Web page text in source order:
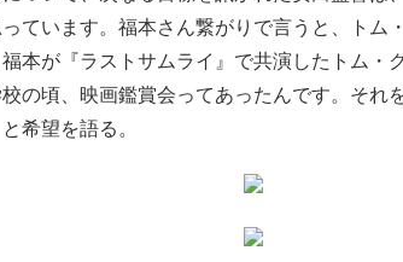
ています。福本さん繋がりで言うと、トム
本が『ラストサムライ』で共演したトム・
の頃、映画鑑賞会ってあったんです。それ
希望を語る。